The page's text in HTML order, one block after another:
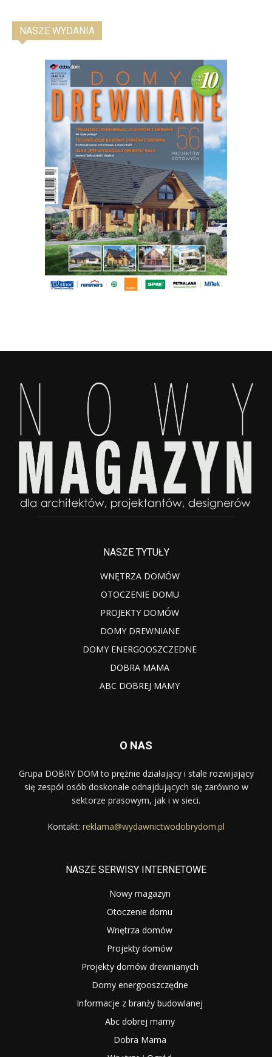
NASZE WYDANIA
NASZE TYTUŁY
WNĘTRZA DOMÓW
OTOCZENIE DOMU
PROJEKTY DOMÓW
DOMY DREWNIANE
DOMY ENERGOOSZCZEDNE
DOBRA MAMA
ABC DOBREJ MAMY
O NAS
Grupa DOBRY DOM to prężnie działający i stale rozwijający
się zespół osób doskonale odnajdujących się zarówno w
sektorze prasowym, jak i w sieci.
Kontakt: reklama@wydawnictwodobrydom.pl
NASZE SERWISY INTERNETOWE
Nowy magazyn
Otoczenie domu
Wnętrza domów
Projekty domów
Projekty domów drewnianych
Domy energooszczędne
Informacje z branży budowlanej
Abc dobrej mamy
Dobra Mama